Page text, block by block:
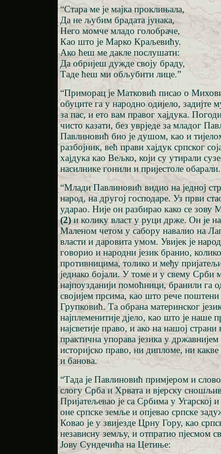
“Стара ме је мајка проклињала,
Да не љубим брадата јунака,
Него момче младо голобраче,
Као што је Марко Краљевићу.
Ако ћеш ме дакле послушати:
Да обријеш дужде своју браду,
Таде ћеш ми обљубити лице.”
“Приморац је Матковић писао о
обуците га у народно одијело, задијте
за пас, и ето вам правог хајдука.
чисто казати, без уврједе за младог
Павлиновић био је душом, као и
разбојник, већ прави хајдук српског
хајдука као Вељко, који су утирали
насилнике гонили и пријестоле обарали.
“Млади Павлиновић видио на једној
народ, на другој господаре. Уз први
ударао. Није он разбирао како се зову
(2)и колику власт у руци држе. Он је
Маленом четом у сабору навалио на
власти и даровита умом. Увијек је
говорио и народни језик бранио,
противницима, толико и међу
једнако бојали. У томе и у свему Срби
најпоузданији помоћници, бранили га
својијем прсима, као што рече
Групковић. Та обрана материнског
најплеменитије дјело, као што је наше
најсветије право, и ако на нашој страни
практична упорава језика у
историјско право, ни дипломе, ни какве
и банова.
“Тада је Павлиновић примјером и
слогу Срба и Хрвата и вјерску
Пријатељевао је са Србима у Угарској
оне српске земље и опјевао српске
Ковао је у звијезде Црну Гору, као
независну земљу, и отпратио пјесмом
Јову Сундечића на Цетиње: